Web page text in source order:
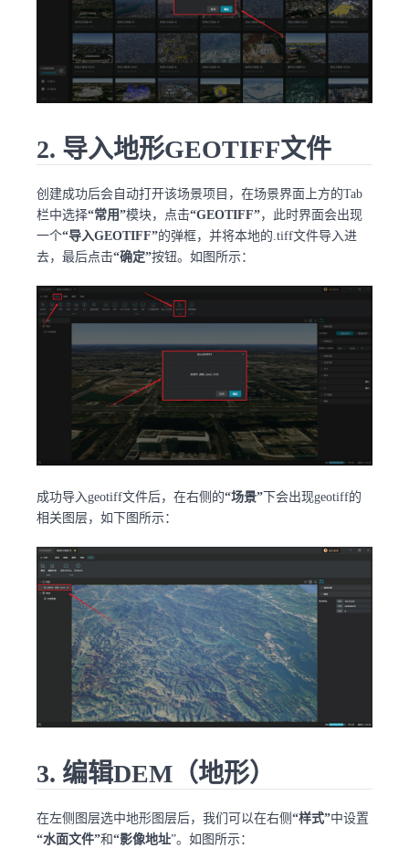
2. 导入地形GEOTIFF文件
创建成功后会自动打开该场景项目，在场景界面上方的Tab
栏中选择“常用”模块，点击“GEOTIFF”，此时界面会出现
一个“导入GEOTIFF”的弹框，并将本地的.tiff文件导入进
去，最后点击“确定”按钮。如图所示：
成功导入geotiff文件后，在右侧的“场景” 下会出现geotiff的
相关图层，如下图所示：
3. 编辑DEM（地形）
在左侧图层选中地形图层后，我们可以在右侧 “样式”中设置
“水面文件”和“影像地址”。如图所示：